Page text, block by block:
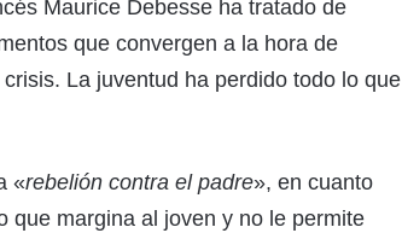
Maurice Debesse ha tratado de
que convergen a la hora de
La juventud ha perdido todo lo que
«rebelión contra el padre», en cuanto
que margina al joven y no le permite